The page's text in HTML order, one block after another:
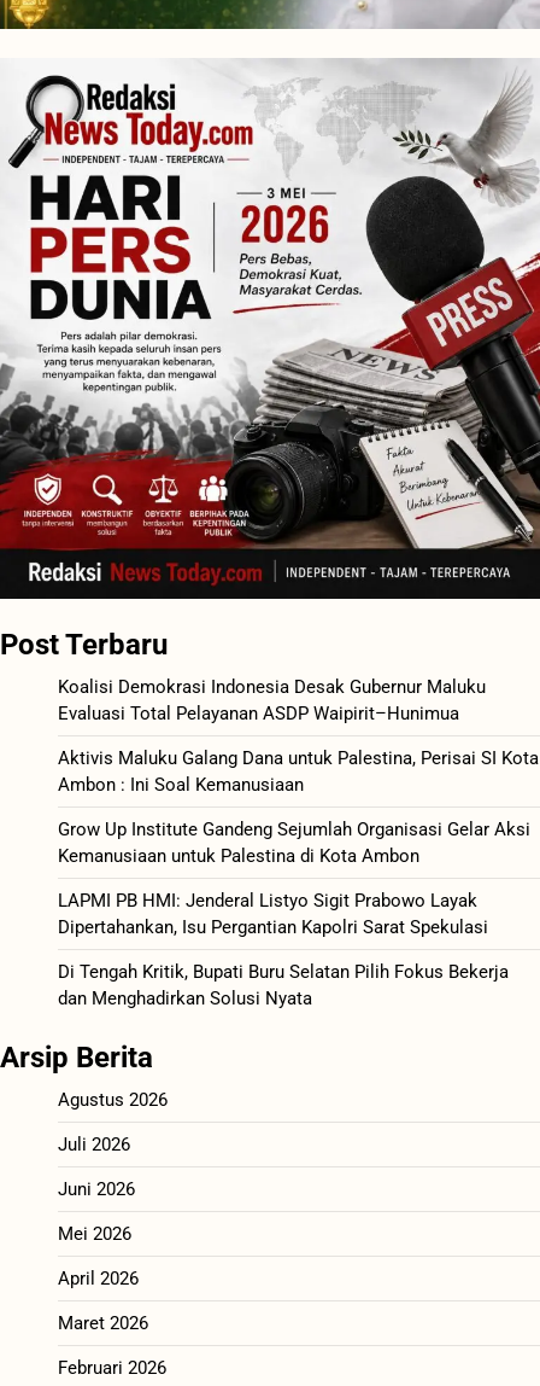
Post Terbaru
Koalisi Demokrasi Indonesia Desak Gubernur Maluku
Evaluasi Total Pelayanan ASDP Waipirit–Hunimua
Aktivis Maluku Galang Dana untuk Palestina, Perisai SI Kota
Ambon : Ini Soal Kemanusiaan
Grow Up Institute Gandeng Sejumlah Organisasi Gelar Aksi
Kemanusiaan untuk Palestina di Kota Ambon
LAPMI PB HMI: Jenderal Listyo Sigit Prabowo Layak
Dipertahankan, Isu Pergantian Kapolri Sarat Spekulasi
Di Tengah Kritik, Bupati Buru Selatan Pilih Fokus Bekerja
dan Menghadirkan Solusi Nyata
Arsip Berita
Agustus 2026
Juli 2026
Juni 2026
Mei 2026
April 2026
Maret 2026
Februari 2026